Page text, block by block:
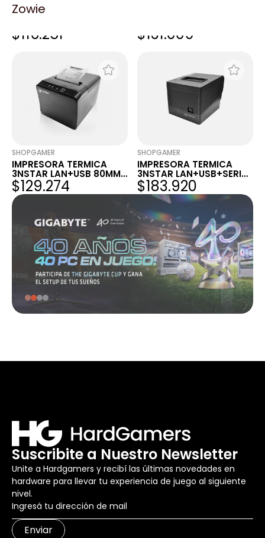
Zowie
IMPRESORA TERMICA
$116.251 $131.009
SHOPGAMER
IMPRESORA TERMICA
3NSTAR LAN+USB 80MM
NEGRO
$129.274
SHOPGAMER
IMPRESORA TERMICA
3NSTAR LAN+USB+SERIAL
80MM NEGRO
$183.920
Suscribite a Nuestro Newsletter
Unite a Hardgamers y recibí las últimas novedades en
hardware para llevar tu experiencia de juego al siguiente
nivel.
Enviar